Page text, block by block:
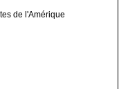
de l'Amérique